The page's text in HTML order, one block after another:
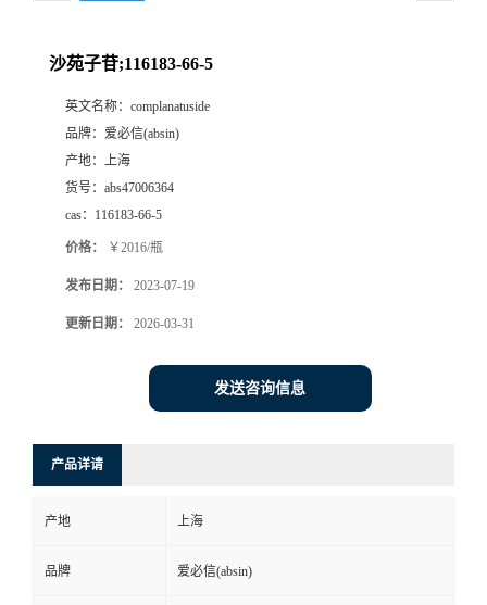
沙苑子苷;116183-66-5
英文名称： complanatuside
品牌： 爱必信(absin)
产地： 上海
货号： abs47006364
cas： 116183-66-5
价格： ￥2016/瓶
发布日期： 2023-07-19
更新日期： 2026-03-31
发送咨询信息
产品详请
产地 上海
品牌 爱必信(absin)